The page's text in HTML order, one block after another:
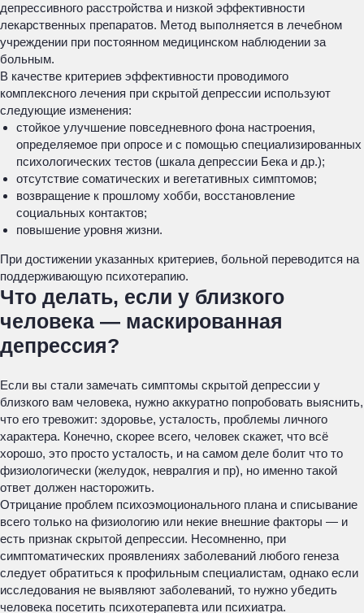
депрессивного расстройства и низкой эффективности
лекарственных препаратов. Метод выполняется в лечебном
учреждении при постоянном медицинском наблюдении за
больным.
В качестве критериев эффективности проводимого
комплексного лечения при скрытой депрессии используют
следующие изменения:
стойкое улучшение повседневного фона настроения,
определяемое при опросе и с помощью специализированных
психологических тестов (шкала депрессии Бека и др.);
отсутствие соматических и вегетативных симптомов;
возвращение к прошлому хобби, восстановление
социальных контактов;
повышение уровня жизни.
При достижении указанных критериев, больной переводится на
поддерживающую психотерапию.
Что делать, если у близкого
человека — маскированная
депрессия?
Если вы стали замечать симптомы скрытой депрессии у
близкого вам человека, нужно аккуратно попробовать выяснить,
что его тревожит: здоровье, усталость, проблемы личного
характера. Конечно, скорее всего, человек скажет, что всё
хорошо, это просто усталость, и на самом деле болит что то
физиологически (желудок, невралгия и пр), но именно такой
ответ должен насторожить.
Отрицание проблем психоэмоционального плана и списывание
всего только на физиологию или некие внешние факторы — и
есть признак скрытой депрессии. Несомненно, при
симптоматических проявлениях заболеваний любого генеза
следует обратиться к профильным специалистам, однако если
исследования не выявляют заболеваний, то нужно убедить
человека посетить психотерапевта или психиатра.